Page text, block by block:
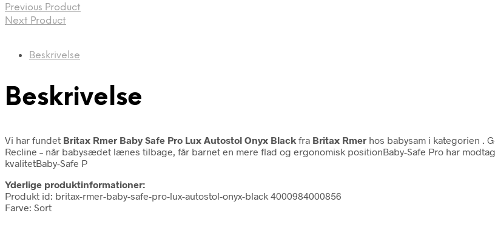
Previous Product
Next Product
Beskrivelse
Beskrivelse
Vi har fundet Britax Rmer Baby Safe Pro Lux Autostol Onyx Black fra Britax Rmer hos babysam i kategorien
.
Recline – når babysædet lænes tilbage, får barnet en mere flad og ergonomisk positionBaby-Safe Pro har
kvalitetBaby-Safe P
Yderlige produktinformationer:
Produkt id: britax-rmer-baby-safe-pro-lux-autostol-onyx-black 4000984000856
Farve: Sort